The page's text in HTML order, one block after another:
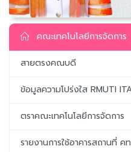
คณะเทคโนโลยีการจัดการ
สายตรงคณบดี
ข้อมูลความโปร่งใส RMUTI
ตราคณะเทคโนโลยีการจัดการ
รายงานการใช้อาคารสถานที่ ค